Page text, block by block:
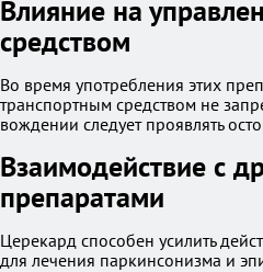
Влияние на
средством
Во время употребления этих
транспортным средством не
вождении следует проявлять
Взаимодействие с
препаратами
Церекард способен усилить
для лечения паркинсонизма и